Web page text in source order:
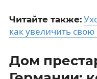
Читайте также:
как увеличить
Дом